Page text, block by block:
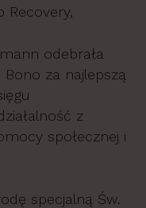
Recovery,
odebrała
za najlepszą
z
społecznej i
specjalną Św.